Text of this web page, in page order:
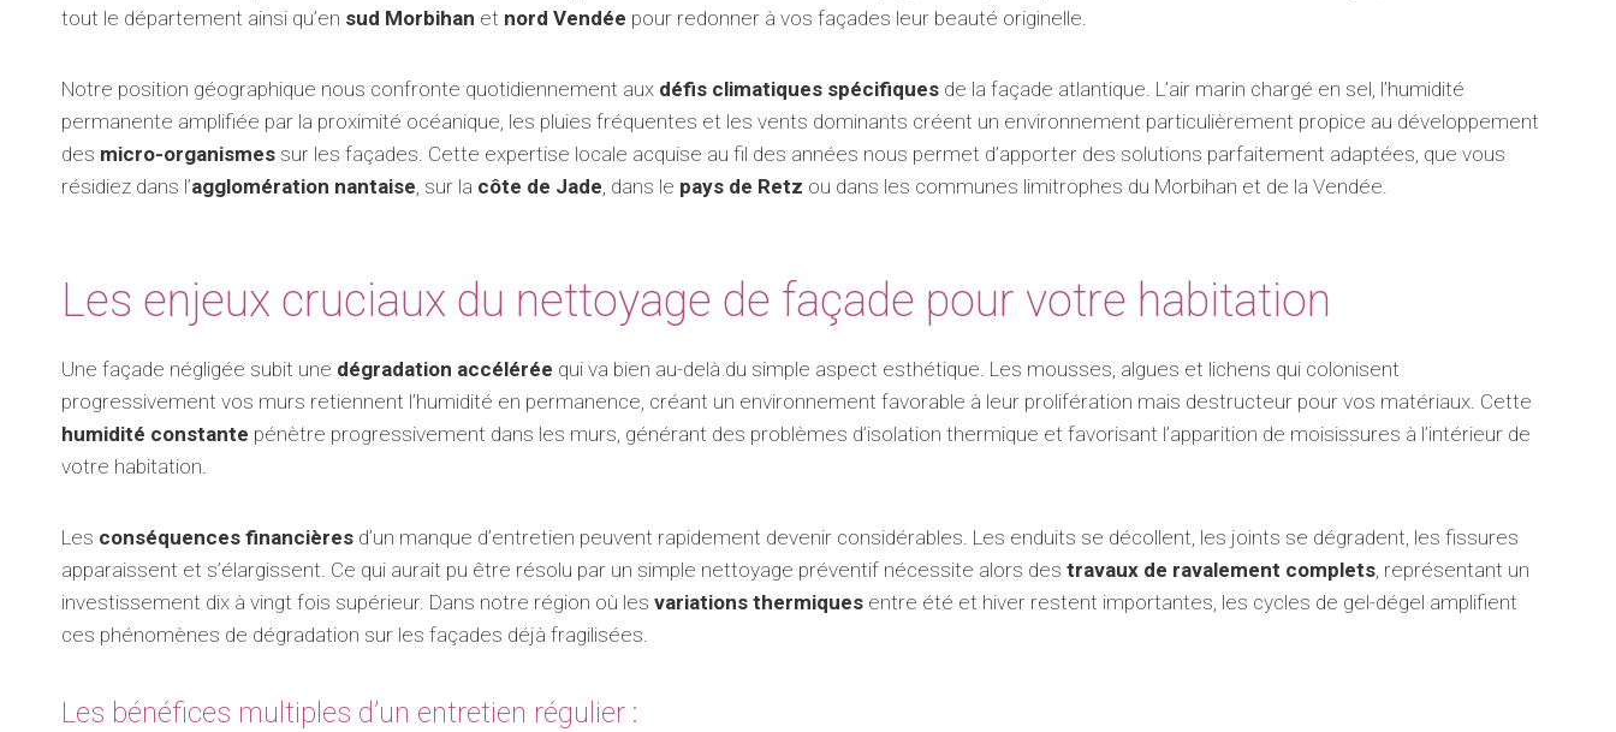
tout le département ainsi qu’en sud Morbihan et nord Vendée pour redonner à vos façades leur beauté originelle.
Notre position géographique nous confronte quotidiennement aux défis climatiques spécifiques de la façade atlantique. L’air marin chargé en sel, l’humidité
permanente amplifiée par la proximité océanique, les pluies fréquentes et les vents dominants créent un environnement particulièrement propice au développement
des micro-organismes sur les façades. Cette expertise locale acquise au fil des années nous permet d’apporter des solutions parfaitement adaptées, que vous
résidiez dans l’agglomération nantaise, sur la côte de Jade, dans le pays de Retz ou dans les communes limitrophes du Morbihan et de la Vendée.
Les enjeux cruciaux du nettoyage de façade pour votre habitation
Une façade négligée subit une dégradation accélérée qui va bien au-delà du simple aspect esthétique. Les mousses, algues et lichens qui colonisent
progressivement vos murs retiennent l’humidité en permanence, créant un environnement favorable à leur prolifération mais destructeur pour vos matériaux. Cette
humidité constante pénètre progressivement dans les murs, générant des problèmes d’isolation thermique et favorisant l’apparition de moisissures à l’intérieur de
votre habitation.
Les conséquences financières d’un manque d’entretien peuvent rapidement devenir considérables. Les enduits se décollent, les joints se dégradent, les fissures
apparaissent et s’élargissent. Ce qui aurait pu être résolu par un simple nettoyage préventif nécessite alors des travaux de ravalement complets, représentant un
investissement dix à vingt fois supérieur. Dans notre région où les variations thermiques entre été et hiver restent importantes, les cycles de gel-dégel amplifient
ces phénomènes de dégradation sur les façades déjà fragilisées.
Les bénéfices multiples d’un entretien régulier :